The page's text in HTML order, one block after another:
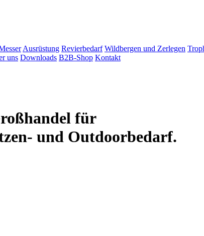
Ausrüstung Revierbedarf Wildbergen und Zerlegen
uns Downloads B2B-Shop Kontakt
für
und Outdoorbedarf.